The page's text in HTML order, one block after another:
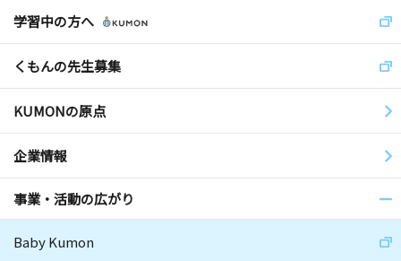
学習中の方へ
くもんの先生募集
KUMONの原点
企業情報
事業・活動の広がり
Baby Kumon